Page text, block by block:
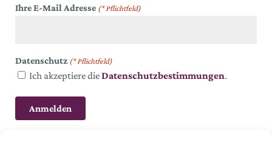
Ihre E-Mail Adresse (* Pflichtfeld)
Datenschutz (* Pflichtfeld)
Ich akzeptiere dieDatenschutzbestimmungen.